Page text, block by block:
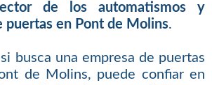
de los automatismos y
puertas en Pont de Molins.
busca una empresa de puertas
de Molins, puede confiar en